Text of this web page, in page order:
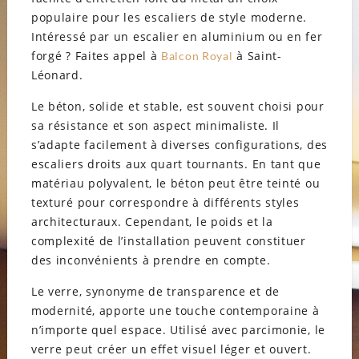
populaire pour les escaliers de style moderne.
Intéressé par un escalier en aluminium ou en fer
forgé ? Faites appel à Balcon Royal à Saint-
Léonard.
Le béton, solide et stable, est souvent choisi pour
sa résistance et son aspect minimaliste. Il
s’adapte facilement à diverses configurations, des
escaliers droits aux quart tournants. En tant que
matériau polyvalent, le béton peut être teinté ou
texturé pour correspondre à différents styles
architecturaux. Cependant, le poids et la
complexité de l’installation peuvent constituer
des inconvénients à prendre en compte.
Le verre, synonyme de transparence et de
modernité, apporte une touche contemporaine à
n’importe quel espace. Utilisé avec parcimonie, le
verre peut créer un effet visuel léger et ouvert.